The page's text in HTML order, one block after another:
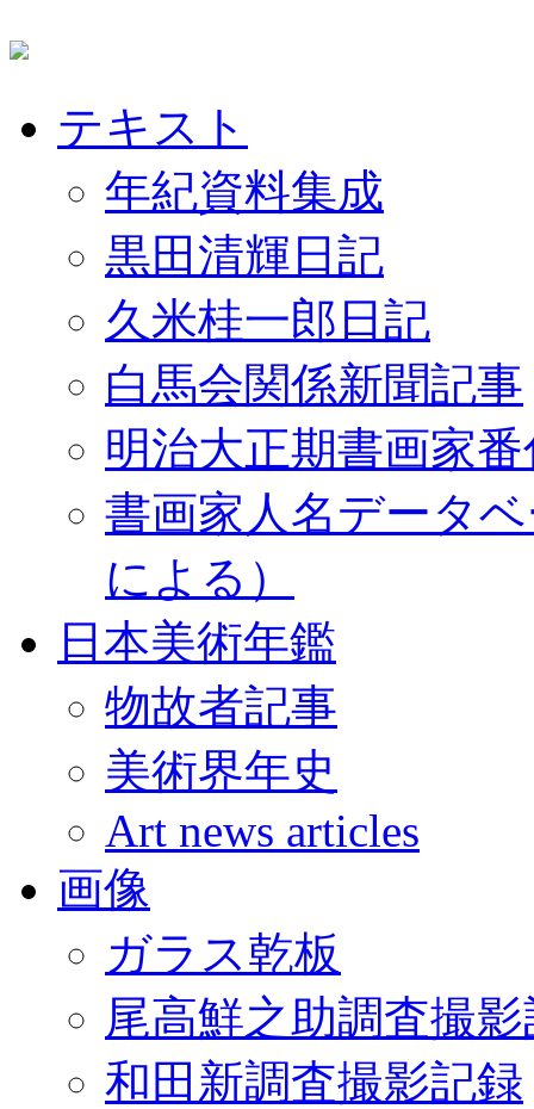
テキスト
年紀資料集成
黒田清輝日記
久米桂一郎日記
白馬会関係新聞記事
明治大正期書画家
書画家人名データ
による）
日本美術年鑑
物故者記事
美術界年史
Art news articles
画像
ガラス乾板
尾高鮮之助調査撮
和田新調査撮影記録